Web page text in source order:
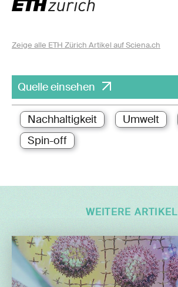
Zeige alle ETH Zürich Artikel auf Sciena.ch
Quelle einsehen
Nachhaltigkeit Umwelt
Spin-off
WEITERE ARTIKEL